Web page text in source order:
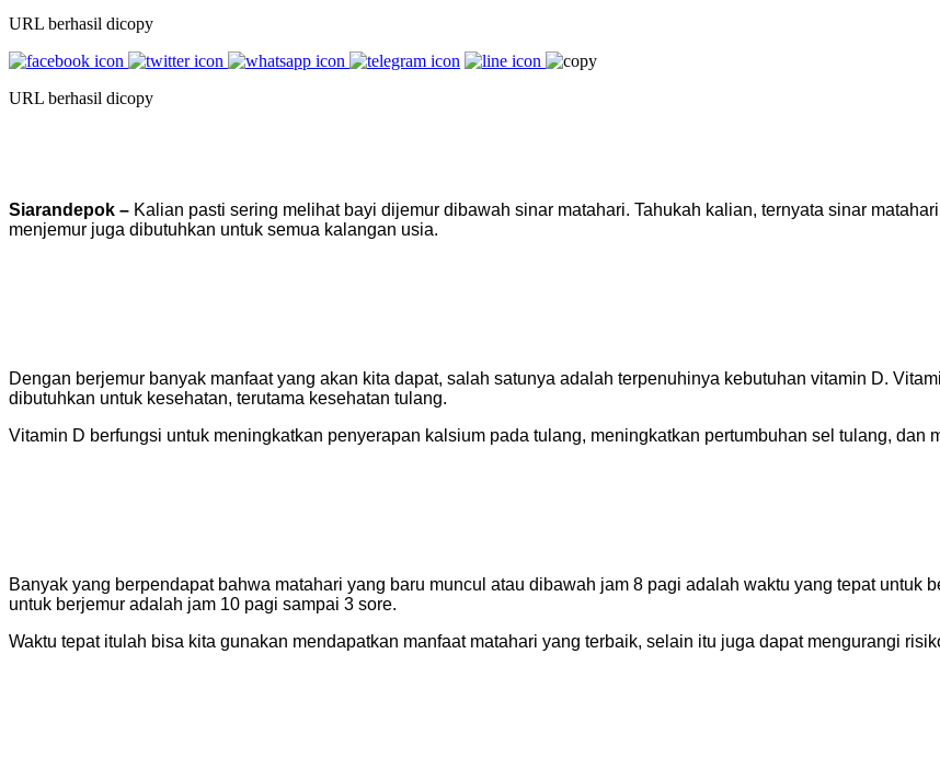
URL berhasil dicopy
URL berhasil dicopy
Siarandepok – Kalian pasti sering melihat bayi dijemur dibawah sinar matahari. Tahukah kalian, ternyata sinar
menjemur juga dibutuhkan untuk semua kalangan usia.
Dengan berjemur banyak manfaat yang akan kita dapat, salah satunya adalah terpenuhinya kebutuhan vitamin D.
dibutuhkan untuk kesehatan, terutama kesehatan tulang.
Vitamin D berfungsi untuk meningkatkan penyerapan kalsium pada tulang, meningkatkan pertumbuhan sel tulang, dan
Banyak yang berpendapat bahwa matahari yang baru muncul atau dibawah jam 8 pagi adalah waktu yang tepat untuk
untuk berjemur adalah jam 10 pagi sampai 3 sore.
Waktu tepat itulah bisa kita gunakan mendapatkan manfaat matahari yang terbaik, selain itu juga dapat mengurangi